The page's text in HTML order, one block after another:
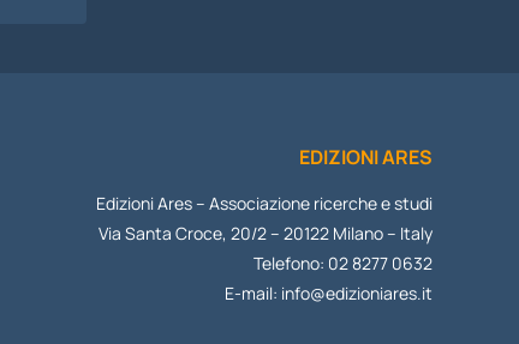
EDIZIONI ARES
Edizioni Ares – Associazione ricerche e studi
Via Santa Croce, 20/2 – 20122 Milano – Italy
Telefono: 02 8277 0632
E-mail: info@edizioniares.it